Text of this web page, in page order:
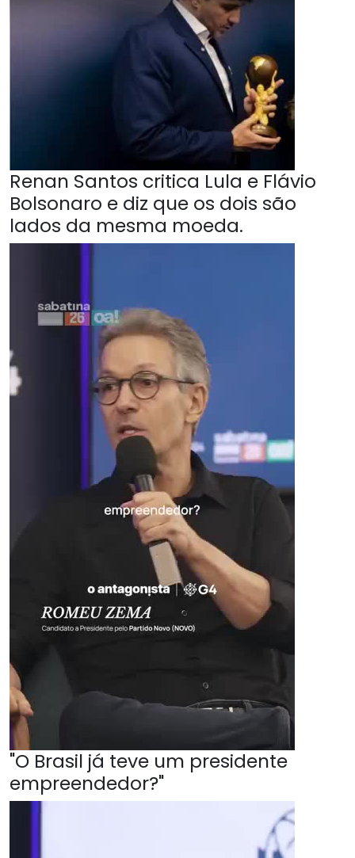
Renan Santos critica Lula e Flávio
Bolsonaro e diz que os dois são
lados da mesma moeda.
"O Brasil já teve um presidente
empreendedor?"